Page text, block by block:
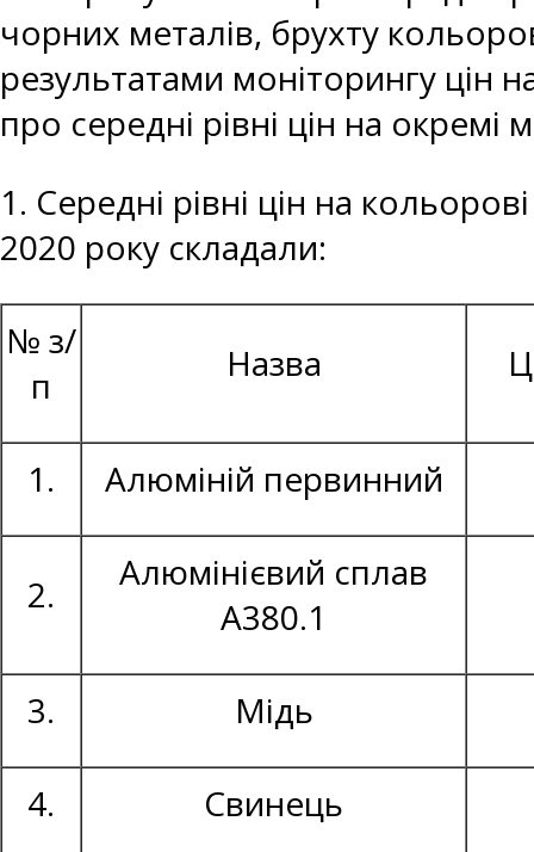
чорних металів, брухту
результатами моніторингу цін
про середні рівні цін на окремі
1. Середні рівні цін на
2020 року складали:
№ з/
п
Назва
1. Алюміній первинний
2.
Алюмінієвий сплав
А380.1
3. Мідь
4. Свинець